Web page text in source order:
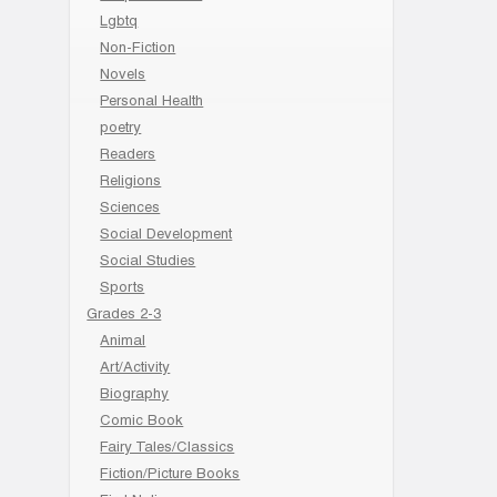
Lgbtq
Non-Fiction
Novels
Personal Health
poetry
Readers
Religions
Sciences
Social Development
Social Studies
Sports
Grades 2-3
Animal
Art/Activity
Biography
Comic Book
Fairy Tales/Classics
Fiction/Picture Books